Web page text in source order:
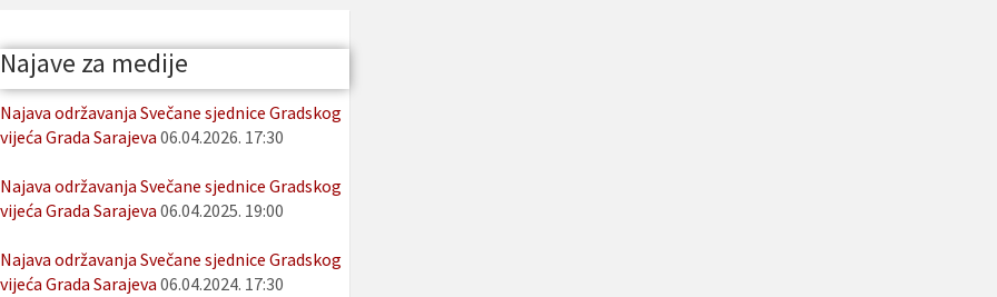
Najave za medije
Najava održavanja Svečane sjednice Gradskog
vijeća Grada Sarajeva 06.04.2026. 17:30
Najava održavanja Svečane sjednice Gradskog
vijeća Grada Sarajeva 06.04.2025. 19:00
Najava održavanja Svečane sjednice Gradskog
vijeća Grada Sarajeva 06.04.2024. 17:30